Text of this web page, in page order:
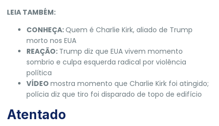
LEIA TAMBÉM:
CONHEÇA:Quem é Charlie Kirk, aliado de Trump
morto nos EUA
REAÇÃO: Trump diz que EUA vivem momento
sombrio e culpa esquerda radical por violência
política
VÍDEO mostra momento que Charlie Kirk foi atingido;
polícia diz que tiro foi disparado de topo de edifício
Atentado